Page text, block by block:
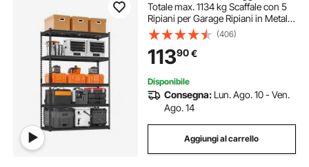
Totale max. 1134 kg Scaffale con 5
Ripiani per Garage Ripiani in Metallo
Regolabili 457,2 x 1219,2 x 1828,8
mm Ripiano Portaoggetti da
Cucina, Magazzino Officina
(406)
11390€
Disponibile
Consegna: Lun. Ago. 10 - Ven.
Ago. 14
Aggiungi al carrello